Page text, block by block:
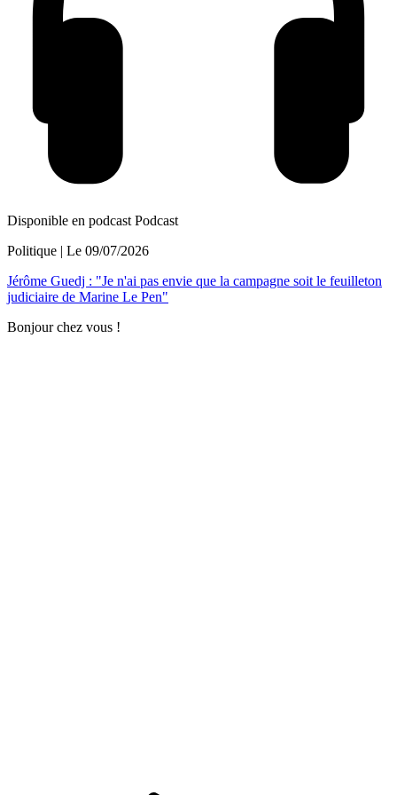
Disponible en podcast Podcast
Politique | Le 09/07/2026
Jérôme Guedj : "Je n'ai pas envie que la campagne soit le feuilleton
judiciaire de Marine Le Pen"
Bonjour chez vous !